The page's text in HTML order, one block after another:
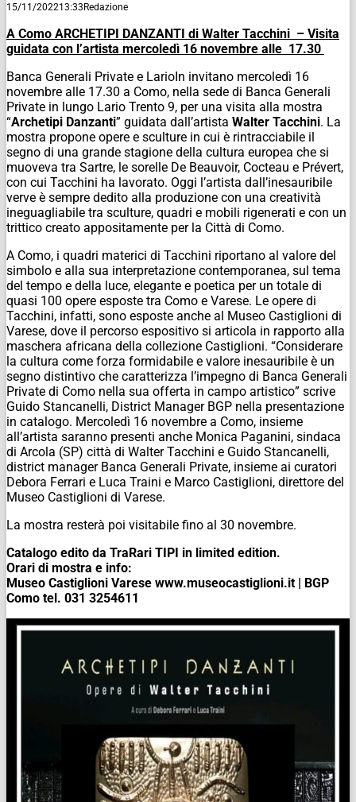
15/11/202213:33Redazione
A Como ARCHETIPI DANZANTI di Walter Tacchini – Visita
guidata con l’artista mercoledì 16 novembre alle 17.30
Banca Generali Private e LarioIn invitano mercoledì 16
novembre alle 17.30 a Como, nella sede di Banca Generali
Private in lungo Lario Trento 9, per una visita alla mostra
“Archetipi Danzanti” guidata dall’artista Walter Tacchini. La
mostra propone opere e sculture in cui è rintracciabile il
segno di una grande stagione della cultura europea che si
muoveva tra Sartre, le sorelle De Beauvoir, Cocteau e Prévert,
con cui Tacchini ha lavorato. Oggi l’artista dall’inesauribile
verve è sempre dedito alla produzione con una creatività
ineguagliabile tra sculture, quadri e mobili rigenerati e con un
trittico creato appositamente per la Città di Como.
A Como, i quadri materici di Tacchini riportano al valore del
simbolo e alla sua interpretazione contemporanea, sul tema
del tempo e della luce, elegante e poetica per un totale di
quasi 100 opere esposte tra Como e Varese. Le opere di
Tacchini, infatti, sono esposte anche al Museo Castiglioni di
Varese, dove il percorso espositivo si articola in rapporto alla
maschera africana della collezione Castiglioni. “Considerare
la cultura come forza formidabile e valore inesauribile è un
segno distintivo che caratterizza l’impegno di Banca Generali
Private di Como nella sua offerta in campo artistico” scrive
Guido Stancanelli, District Manager BGP nella presentazione
in catalogo. Mercoledì 16 novembre a Como, insieme
all’artista saranno presenti anche Monica Paganini, sindaca
di Arcola (SP) città di Walter Tacchini e Guido Stancanelli,
district manager Banca Generali Private, insieme ai curatori
Debora Ferrari e Luca Traini e Marco Castiglioni, direttore del
Museo Castiglioni di Varese.
La mostra resterà poi visitabile fino al 30 novembre.
Catalogo edito da TraRari TIPI in limited edition.
Orari di mostra e info:
Museo Castiglioni Varese www.museocastiglioni.it | BGP
Como tel. 031 3254611